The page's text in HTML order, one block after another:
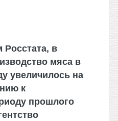
в
мяса в
увеличилось на
к
прошлого